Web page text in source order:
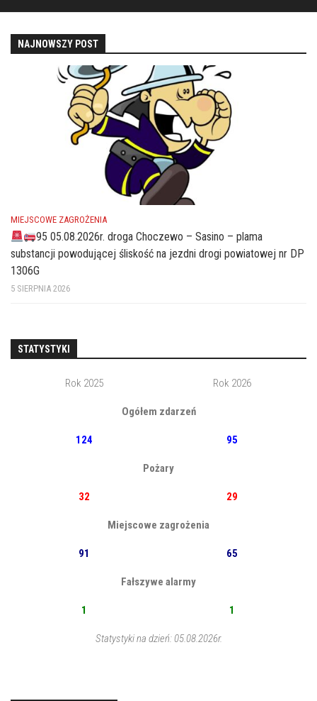
NAJNOWSZY POST
MIEJSCOWE ZAGROŻENIA
95 05.08.2026r. droga Choczewo – Sasino – plama
substancji powodującej śliskość na jezdni drogi powiatowej nr DP
1306G
5 SIERPNIA 2026
STATYSTYKI
Rok 2025 Rok 2026
Ogółem zdarzeń
124 95
Pożary
32 29
Miejscowe zagrożenia
91 65
Fałszywe alarmy
1 1
Statystyki na dzień: 05.08.2026r.